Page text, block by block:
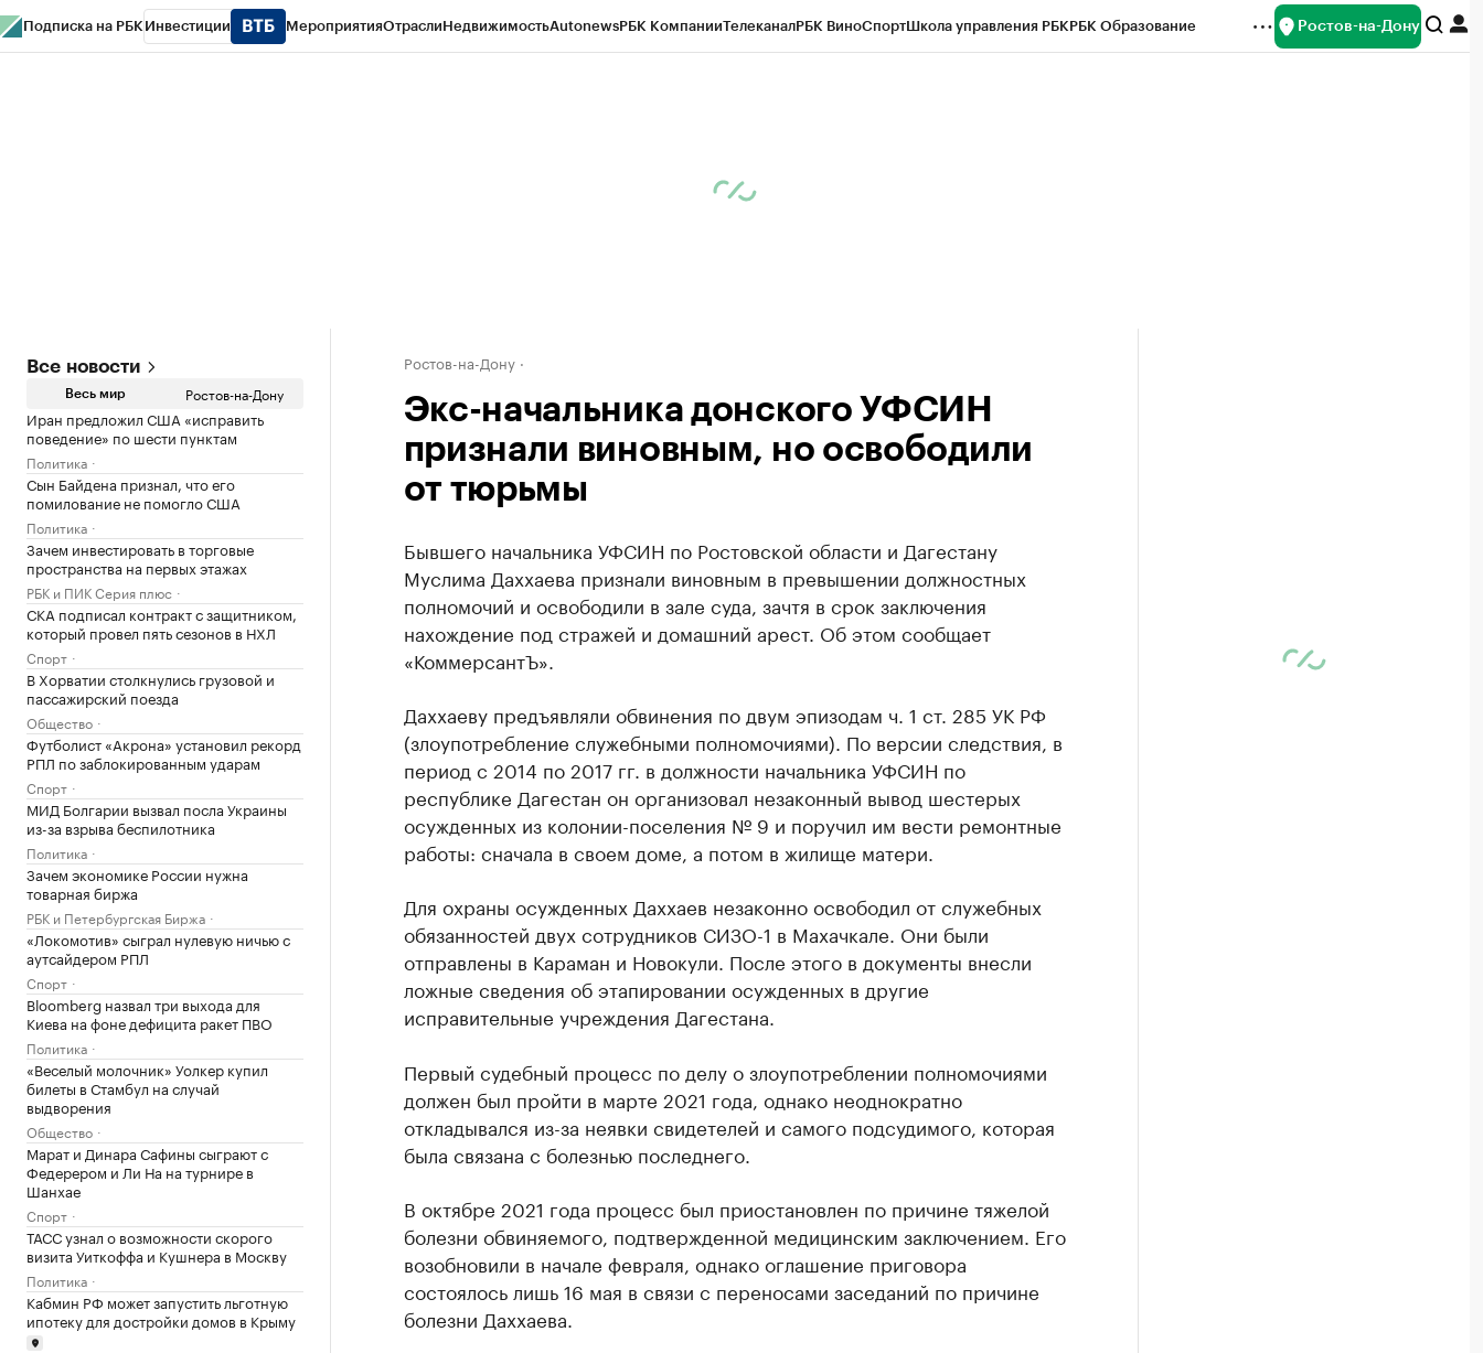
Подписка на РБК Инвестиции МероприятияОтраслиНедвижимостьAutonewsРБК КомпанииТелеканалРБК ВиноСпортШкола управления РБКРБК Образование Ростов-на-Дону
Все новости
Весь мир Ростов-на-Дону
Иран предложил США «исправить
поведение» по шести пунктам
Политика
Сын Байдена признал, что его
помилование не помогло США
Политика
Зачем инвестировать в торговые
пространства на первых этажах
РБК и ПИК Серия плюс
СКА подписал контракт с защитником,
который провел пять сезонов в НХЛ
Спорт
В Хорватии столкнулись грузовой и
пассажирский поезда
Общество
Футболист «Акрона» установил рекорд
РПЛ по заблокированным ударам
Спорт
МИД Болгарии вызвал посла Украины
из-за взрыва беспилотника
Политика
Зачем экономике России нужна
товарная биржа
РБК и Петербургская Биржа
«Локомотив» сыграл нулевую ничью с
аутсайдером РПЛ
Спорт
Bloomberg назвал три выхода для
Киева на фоне дефицита ракет ПВО
Политика
«Веселый молочник» Уолкер купил
билеты в Стамбул на случай
выдворения
Общество
Марат и Динара Сафины сыграют с
Федерером и Ли На на турнире в
Шанхае
Спорт
ТАСС узнал о возможности скорого
визита Уиткоффа и Кушнера в Москву
Политика
Кабмин РФ может запустить льготную
ипотеку для достройки домов в Крыму
Ростов-на-Дону
Экс-начальника донского УФСИН
признали виновным, но освободили
от тюрьмы
Бывшего начальника УФСИН по Ростовской области и Дагестану
Муслима Даххаева признали виновным в превышении должностных
полномочий и освободили в зале суда, зачтя в срок заключения
нахождение под стражей и домашний арест. Об этом сообщает
«КоммерсантЪ».
Даххаеву предъявляли обвинения по двум эпизодам ч. 1 ст. 285 УК РФ
(злоупотребление служебными полномочиями). По версии следствия, в
период с 2014 по 2017 гг. в должности начальника УФСИН по
республике Дагестан он организовал незаконный вывод шестерых
осужденных из колонии-поселения № 9 и поручил им вести ремонтные
работы: сначала в своем доме, а потом в жилище матери.
Для охраны осужденных Даххаев незаконно освободил от служебных
обязанностей двух сотрудников СИЗО-1 в Махачкале. Они были
отправлены в Караман и Новокули. После этого в документы внесли
ложные сведения об этапировании осужденных в другие
исправительные учреждения Дагестана.
Первый судебный процесс по делу о злоупотреблении полномочиями
должен был пройти в марте 2021 года, однако неоднократно
откладывался из-за неявки свидетелей и самого подсудимого, которая
была связана с болезнью последнего.
В октябре 2021 года процесс был приостановлен по причине тяжелой
болезни обвиняемого, подтвержденной медицинским заключением. Его
возобновили в начале февраля, однако оглашение приговора
состоялось лишь 16 мая в связи с переносами заседаний по причине
болезни Даххаева.